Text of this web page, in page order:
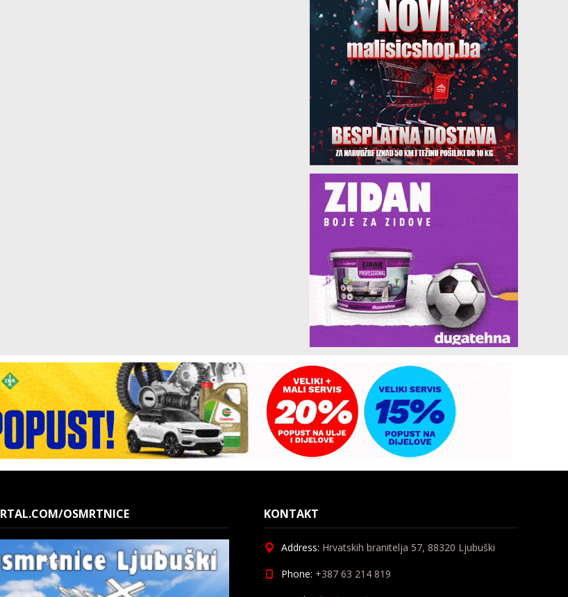
OSMRTNICE KONTAKT
Address: Hrvatskih branitelja 57, 88320 Ljubuški
Phone: +387 63 214 819